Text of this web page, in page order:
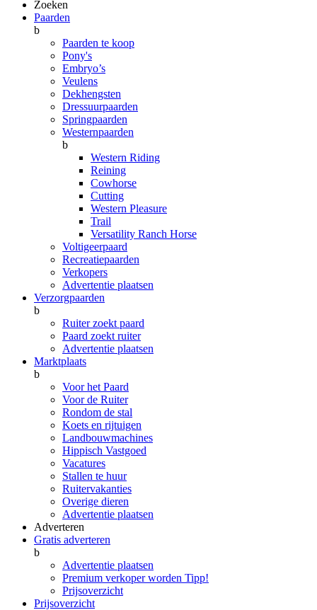
Zoeken
Paarden
b
Paarden te koop
Pony's
Embryo’s
Veulens
Dekhengsten
Dressuurpaarden
Springpaarden
Westernpaarden
b
Western Riding
Reining
Cowhorse
Cutting
Western Pleasure
Trail
Versatility Ranch Horse
Voltigeerpaard
Recreatiepaarden
Verkopers
Advertentie plaatsen
Verzorgpaarden
b
Ruiter zoekt paard
Paard zoekt ruiter
Advertentie plaatsen
Marktplaats
b
Voor het Paard
Voor de Ruiter
Rondom de stal
Koets en rijtuigen
Landbouwmachines
Hippisch Vastgoed
Vacatures
Stallen te huur
Ruitervakanties
Overige dieren
Advertentie plaatsen
Adverteren
Gratis adverteren
b
Advertentie plaatsen
Premium verkoper worden Tipp!
Prijsoverzicht
Prijsoverzicht